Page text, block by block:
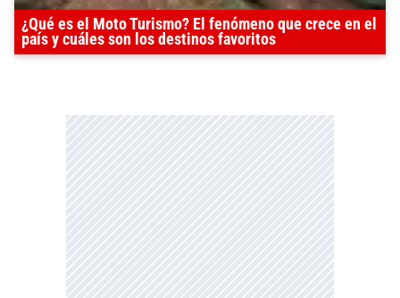
¿Qué es el Moto Turismo? El fenómeno que crece en el
país y cuáles son los destinos favoritos